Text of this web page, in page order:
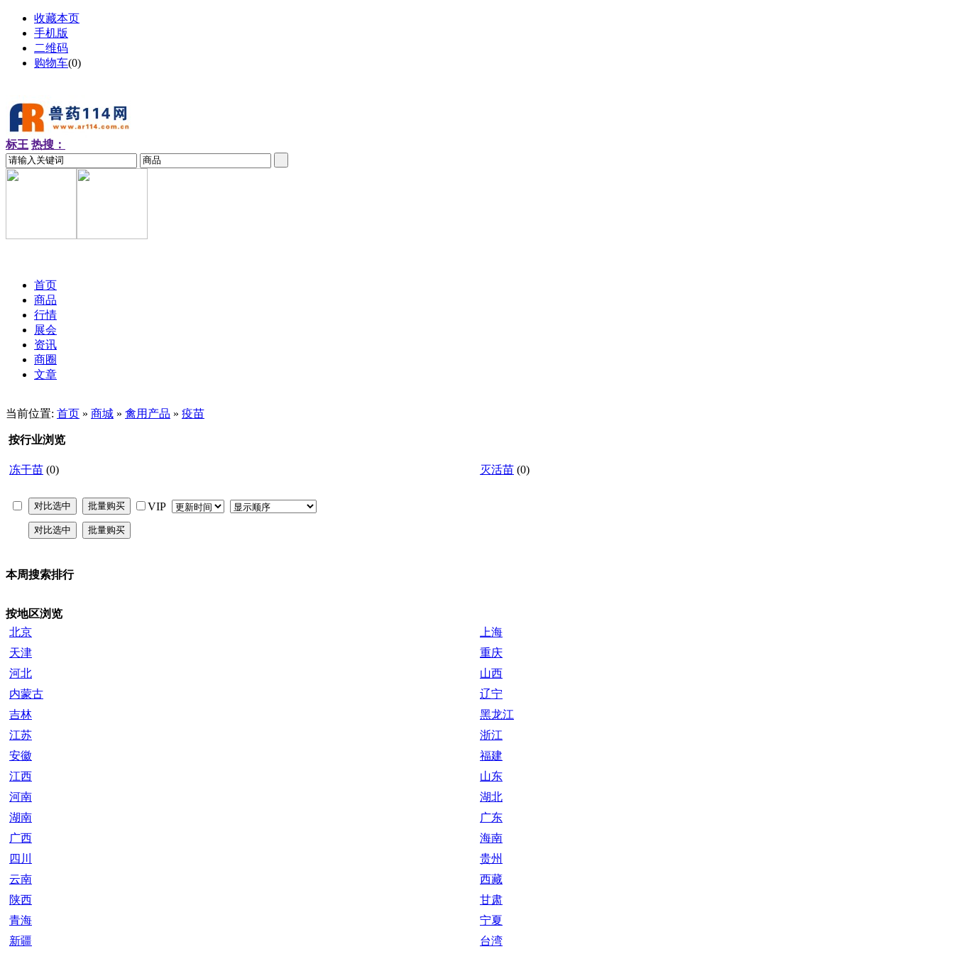
收藏本页
手机版
二维码
购物车(0)
标王 热搜：
首页
商品
行情
展会
资讯
商圈
文章
当前位置: 首页 » 商城 » 禽用产品 » 疫苗
按行业浏览
冻干苗 (0) 灭活苗 (0)
VIP
本周搜索排行
按地区浏览
北京
上海
天津
重庆
河北
山西
内蒙古
辽宁
吉林
黑龙江
江苏
浙江
安徽
福建
江西
山东
河南
湖北
湖南
广东
广西
海南
四川
贵州
云南
西藏
陕西
甘肃
青海
宁夏
新疆
台湾